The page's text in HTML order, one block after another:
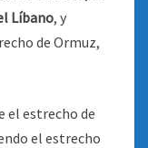
Líbano, y
de Ormuz,
el estrecho de
el estrecho